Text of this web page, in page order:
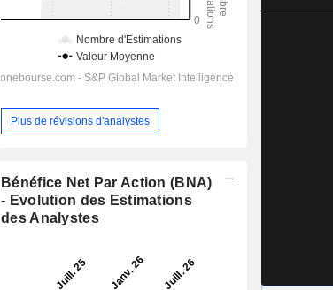
Plus de révisions d'analystes
Bénéfice Net Par Action (BNA)
- Evolution des Estimations
des Analystes